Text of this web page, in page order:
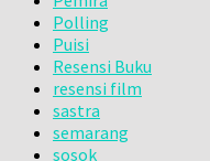
Polling
Puisi
Resensi Buku
resensi film
sastra
semarang
sosok